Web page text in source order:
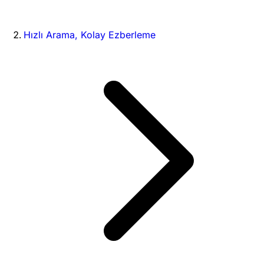
Hızlı Arama, Kolay Ezberleme